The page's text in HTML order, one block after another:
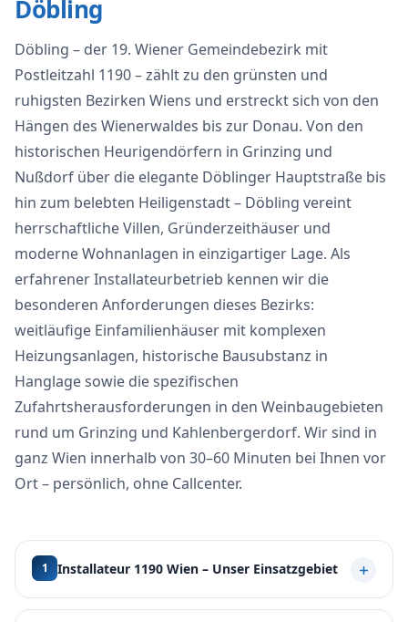
Döbling
Döbling – der 19. Wiener Gemeindebezirk mit
Postleitzahl 1190 – zählt zu den grünsten und
ruhigsten Bezirken Wiens und erstreckt sich von den
Hängen des Wienerwaldes bis zur Donau. Von den
historischen Heurigendörfern in Grinzing und
Nußdorf über die elegante Döblinger Hauptstraße bis
hin zum belebten Heiligenstadt – Döbling vereint
herrschaftliche Villen, Gründerzeithäuser und
moderne Wohnanlagen in einzigartiger Lage. Als
erfahrener Installateurbetrieb kennen wir die
besonderen Anforderungen dieses Bezirks:
weitläufige Einfamilienhäuser mit komplexen
Heizungsanlagen, historische Bausubstanz in
Hanglage sowie die spezifischen
Zufahrtsherausforderungen in den Weinbaugebieten
rund um Grinzing und Kahlenbergerdorf. Wir sind in
ganz Wien innerhalb von 30–60 Minuten bei Ihnen vor
Ort – persönlich, ohne Callcenter.
1 Installateur 1190 Wien – Unser Einsatzgebiet
Der 19. Bezirk – Döbling mit Postleitzahl 1190 – liegt